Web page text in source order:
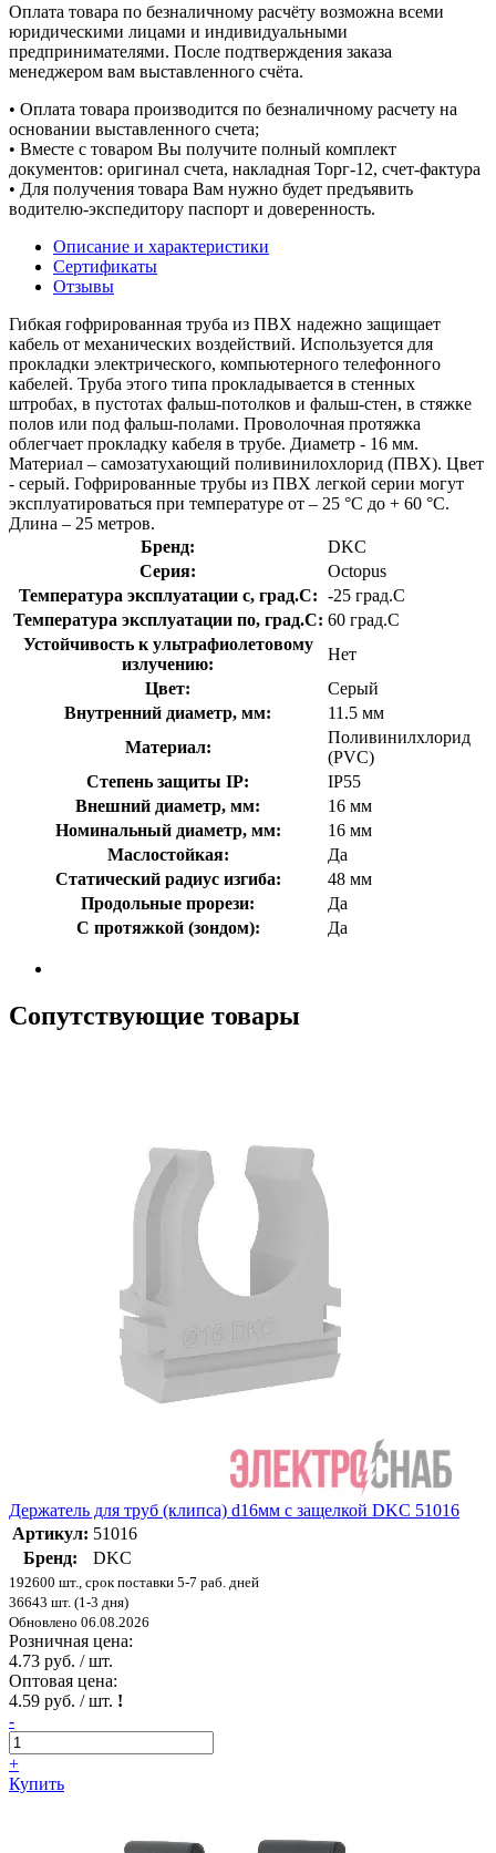
Оплата товара по безналичному расчёту возможна всеми
юридическими лицами и индивидуальными
предпринимателями. После подтверждения заказа
менеджером вам выставленного счёта.
• Оплата товара производится по безналичному расчету на
основании выставленного счета;
• Вместе с товаром Вы получите полный комплект
документов: оригинал счета, накладная Торг-12, счет-фактура
• Для получения товара Вам нужно будет предъявить
водителю-экспедитору паспорт и доверенность.
Описание и характеристики
Сертификаты
Отзывы
Гибкая гофрированная труба из ПВХ надежно защищает
кабель от механических воздействий. Используется для
прокладки электрического, компьютерного телефонного
кабелей. Труба этого типа прокладывается в стенных
штробах, в пустотах фальш-потолков и фальш-стен, в стяжке
полов или под фальш-полами. Проволочная протяжка
облегчает прокладку кабеля в трубе. Диаметр - 16 мм.
Материал – самозатухающий поливинилохлорид (ПВХ). Цвет
- серый. Гофрированные трубы из ПВХ легкой серии могут
эксплуатироваться при температуре от – 25 °C до + 60 °C.
Длина – 25 метров.
Бренд:
DKC
Серия:
Octopus
Температура эксплуатации с, град.C: -25 град.C
Температура эксплуатации по, град.C: 60 град.C
Устойчивость к ультрафиолетовому
излучению:
Нет
Цвет:
Серый
Внутренний диаметр, мм:
11.5 мм
Материал:
Поливинилхлорид
(PVC)
Степень защиты IP:
IP55
Внешний диаметр, мм:
16 мм
Номинальный диаметр, мм:
16 мм
Маслостойкая:
Да
Статический радиус изгиба:
48 мм
Продольные прорези:
Да
С протяжкой (зондом):
Да
Сопутствующие товары
Держатель для труб (клипса) d16мм с защелкой DKC 51016
Артикул: 51016
Бренд:
DKC
192600 шт., срок поставки 5-7 раб. дней
36643 шт. (1-3 дня)
Обновлено 06.08.2026
Розничная цена:
4.73 руб. / шт.
Оптовая цена:
4.59 руб. / шт. !
-
+
Купить